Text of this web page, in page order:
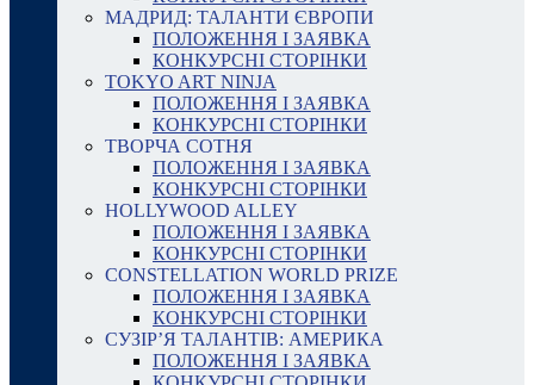
МАДРИД: ТАЛАНТИ ЄВРОПИ
ПОЛОЖЕННЯ І ЗАЯВКА
КОНКУРСНІ СТОРІНКИ
TOKYO ART NINJA
ПОЛОЖЕННЯ І ЗАЯВКА
КОНКУРСНІ СТОРІНКИ
ТВОРЧА СОТНЯ
ПОЛОЖЕННЯ І ЗАЯВКА
КОНКУРСНІ СТОРІНКИ
HOLLYWOOD ALLEY
ПОЛОЖЕННЯ І ЗАЯВКА
КОНКУРСНІ СТОРІНКИ
CONSTELLATION WORLD PRIZE
ПОЛОЖЕННЯ І ЗАЯВКА
КОНКУРСНІ СТОРІНКИ
СУЗІР’Я ТАЛАНТІВ: АМЕРИКА
ПОЛОЖЕННЯ І ЗАЯВКА